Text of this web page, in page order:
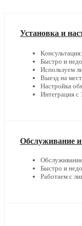
Установка и
Быстро и
Используем
Выезд на
Настройка
Интеграция
Обслуживание
Быстро и
Работаем с